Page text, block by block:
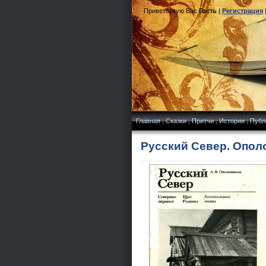
Приветствую Вас Гость|Регистрация
Главная|Сказки|Притчи|Истории|
Русский Север.